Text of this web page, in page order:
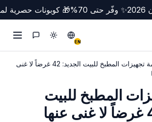
✨ وفّر حتى 70% 🎁 كوبونات حصرية
EN
Switch to English
تبديل الوضع
التواصل
قائمة تجهيزات المطبخ للبيت الجديد: 42 غرضاً لا غنى
المطبخ للبيت